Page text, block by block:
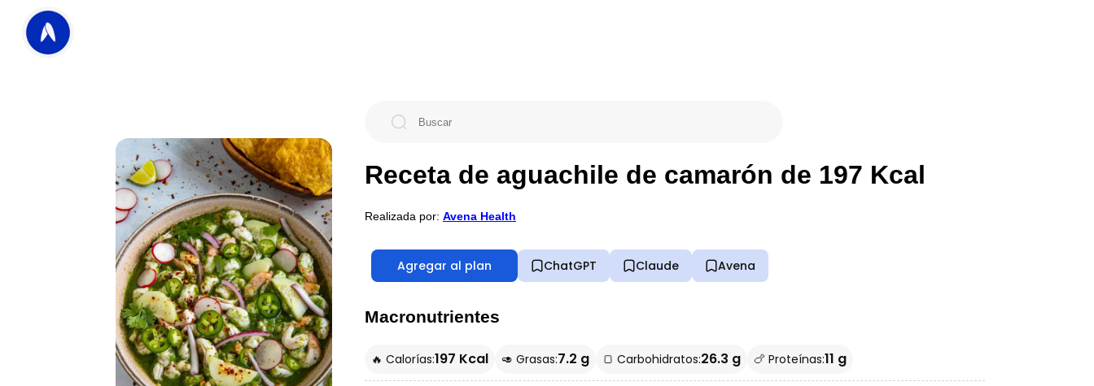
Receta de aguachile de camarón de 197 Kcal
Realizada por: Avena Health
Agregar al plan ChatGPT Claude Avena
Macronutrientes
🔥 Calorías:197 Kcal 🥑 Grasas:7.2 g 🍞 Carbohidratos:26.3 g 🍗 Proteínas:11 g